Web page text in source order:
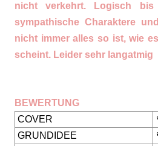
nicht verkehrt. Logisch
sympathische Charaktere
nicht immer alles so ist, wie
scheint. Leider sehr langatmig
BEWERTUNG
COVER
GRUNDIDEE